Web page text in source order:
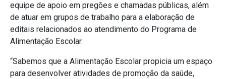
equipe de apoio em pregões e chamadas públicas, além
de atuar em grupos de trabalho para a elaboração de
editais relacionados ao atendimento do Programa de
Alimentação Escolar.
“Sabemos que a Alimentação Escolar propicia um espaço
para desenvolver atividades de promoção da saúde,